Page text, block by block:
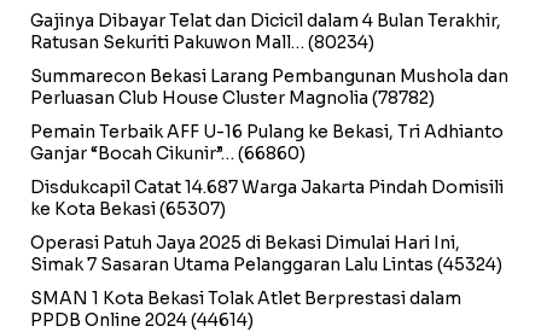
Gajinya Dibayar Telat dan Dicicil dalam 4 Bulan Terakhir,
Ratusan Sekuriti Pakuwon Mall… (80234)
Summarecon Bekasi Larang Pembangunan Mushola dan
Perluasan Club House Cluster Magnolia (78782)
Pemain Terbaik AFF U-16 Pulang ke Bekasi, Tri Adhianto
Ganjar “Bocah Cikunir”… (66860)
Disdukcapil Catat 14.687 Warga Jakarta Pindah Domisili
ke Kota Bekasi(65307)
Operasi Patuh Jaya 2025 di Bekasi Dimulai Hari Ini,
Simak 7 Sasaran Utama Pelanggaran Lalu Lintas (45324)
SMAN 1 Kota Bekasi Tolak Atlet Berprestasi dalam
PPDB Online 2024(44614)